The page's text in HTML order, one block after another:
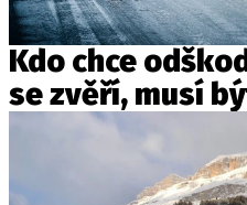
ČEŠI
FIA CEZ &
SLEDUJTE
Kdo chce
se zvěří, musí